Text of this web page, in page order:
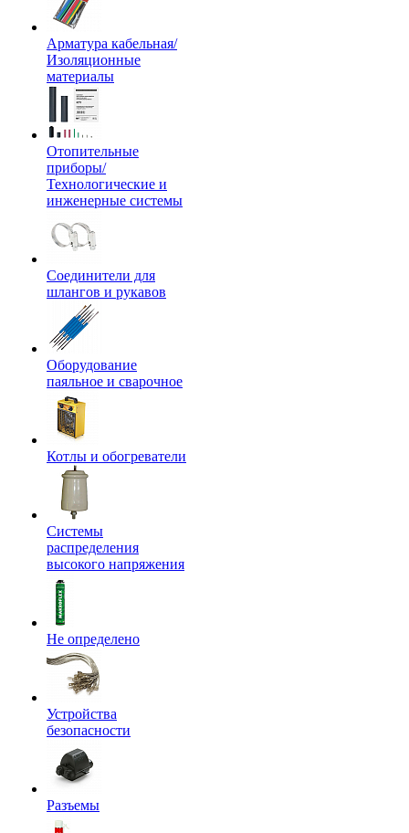
Арматура кабельная/
Изоляционные
материалы
Отопительные
приборы/
Технологические и
инженерные системы
Соединители для
шлангов и рукавов
Оборудование
паяльное и сварочное
Котлы и обогреватели
Системы
распределения
высокого напряжения
Не определено
Устройства
безопасности
Разъемы